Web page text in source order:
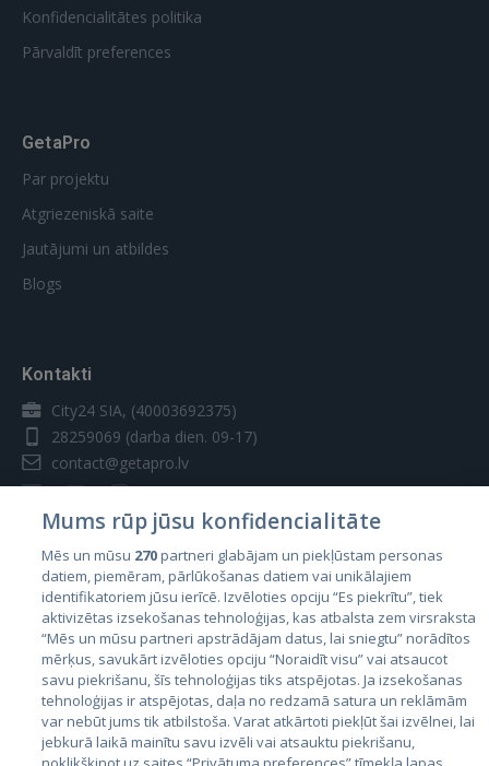
Konfidencialitātes politika
Pārvaldīt preferences
GetaPro
Par projektu
Atgriezeniskā saite
Jautājumi un atbildes
Blogs
Kontakti
City24 SIA, (40003692375)
28259069 (darba dien. 09-17)
contact@getapro.lv
Valstis
Igaunija
Latvija
Lietuva
Mums rūp jūsu konfidencialitāte
Mēs un mūsu 270partneri glabājam un piekļūstam personas
datiem, piemēram, pārlūkošanas datiem vai unikālajiem
identifikatoriem jūsu ierīcē. Izvēloties opciju “Es piekrītu”, tiek
aktivizētas izsekošanas tehnoloģijas, kas atbalsta zem virsraksta
“Mēs un mūsu partneri apstrādājam datus, lai sniegtu” norādītos
mērķus, savukārt izvēloties opciju “Noraidīt visu” vai atsaucot
savu piekrišanu, šīs tehnoloģijas tiks atspējotas. Ja izsekošanas
tehnoloģijas ir atspējotas, daļa no redzamā satura un reklāmām
var nebūt jums tik atbilstoša. Varat atkārtoti piekļūt šai izvēlnei, lai
jebkurā laikā mainītu savu izvēli vai atsauktu piekrišanu,